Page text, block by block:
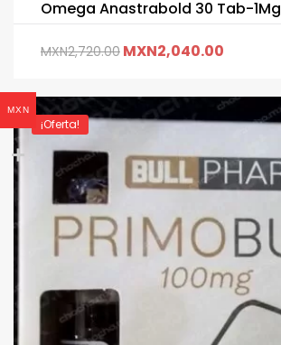
Omega Anastrabold 30 Tab-1Mg
MXN2,720.00 MXN2,040.00
¡Oferta!
MXN